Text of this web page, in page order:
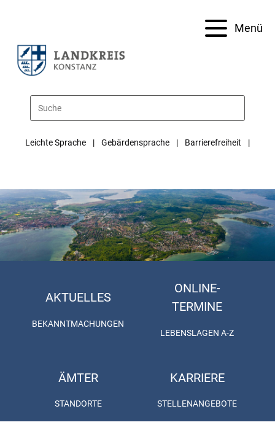
Menü
Leichte Sprache Gebärdensprache Barrierefreiheit
AKTUELLES
BEKANNTMACHUNGEN
ONLINE-
TERMINE
LEBENSLAGEN A-Z
ÄMTER
STANDORTE
KARRIERE
STELLENANGEBOTE